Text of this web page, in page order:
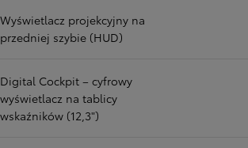
Wyświetlacz projekcyjny na
przedniej szybie (HUD)
Digital Cockpit – cyfrowy
wyświetlacz na tablicy
wskaźników (12,3")